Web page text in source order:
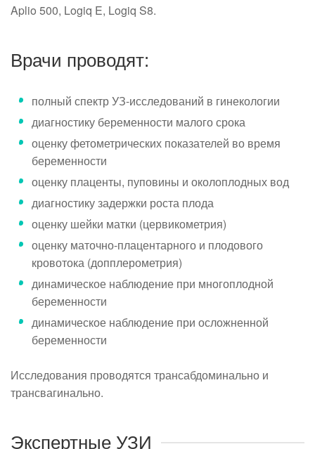
Aplio 500, Logiq E, Logiq S8.
Врачи проводят:
полный спектр УЗ-исследований в гинекологии
диагностику беременности малого срока
оценку фетометрических показателей во время
беременности
оценку плаценты, пуповины и околоплодных вод
диагностику задержки роста плода
оценку шейки матки (цервикометрия)
оценку маточно-плацентарного и плодового
кровотока (допплерометрия)
динамическое наблюдение при многоплодной
беременности
динамическое наблюдение при осложненной
беременности
Исследования проводятся трансабдоминально и
трансвагинально.
Экспертные УЗИ